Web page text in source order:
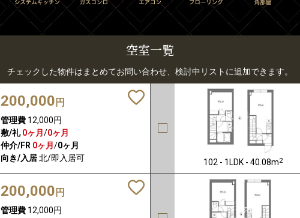
空室一覧
チェックした物件はまとめてお問い合わせ、検討中リストに追加できます。
200,000 円
管理費12,000円
敷/礼 0ヶ月/0ヶ月
仲介/FR 0ヶ月/0ヶ月
向き/入居北/即入居可 102 - 1LDK - 40.08m2
200,000 円
管理費12,000円